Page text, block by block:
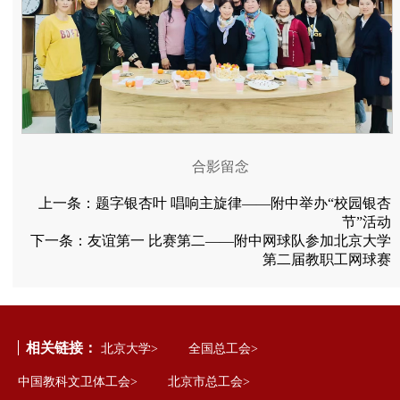
合影留念
上一条： 题字银杏叶 唱响主旋律——附中举办“校园银杏
节”活动
下一条： 友谊第一 比赛第二——附中网球队参加北京大学
第二届教职工网球赛
相关链接： 北京大学> 全国总工会>
中国教科文卫体工会> 北京市总工会>